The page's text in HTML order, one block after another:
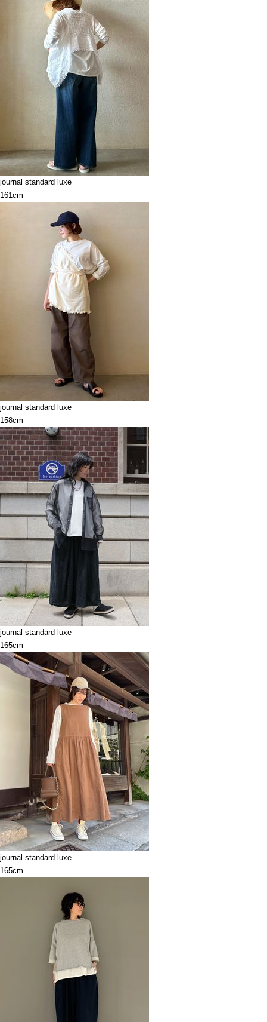
journal standard luxe
161cm
journal standard luxe
158cm
journal standard luxe
165cm
journal standard luxe
165cm